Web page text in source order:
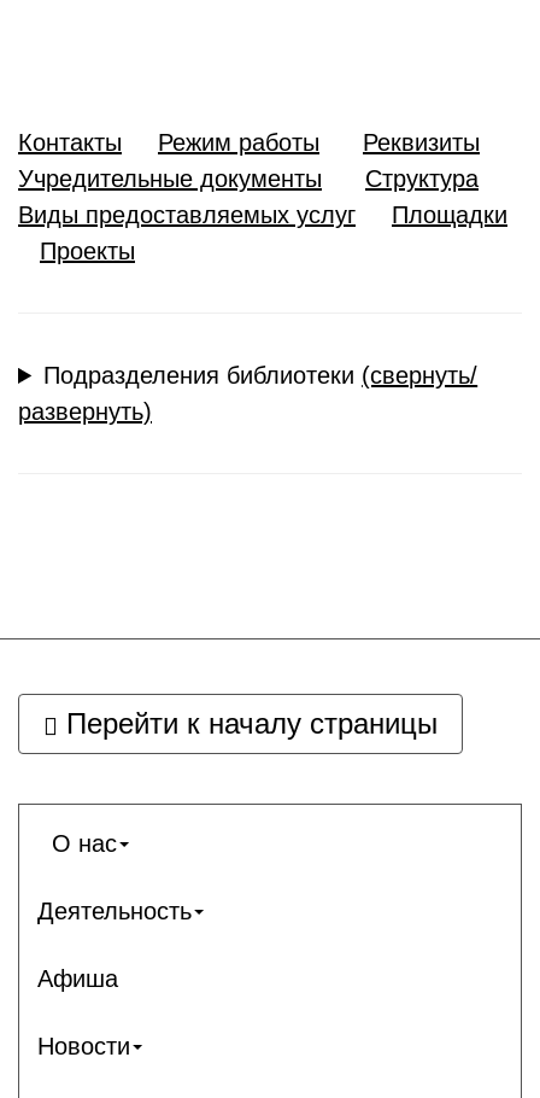
Контакты Режим работы
Реквизиты
Учредительные документы
Структура
Виды предоставляемых услуг
Площадки
Проекты
Подразделения библиотеки (свернуть/
развернуть)
Перейти к началу страницы
О нас
Деятельность
Афиша
Новости